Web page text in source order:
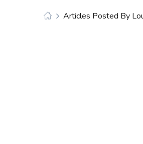
Articles Posted By